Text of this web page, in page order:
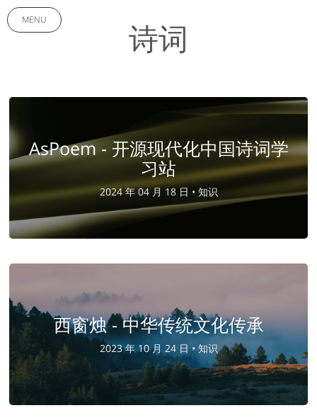
MENU 诗词
AsPoem - 开源现代化中国诗词学
习站
2024 年 04 月 18 日 • 知识
西窗烛 - 中华传统文化传承
2023 年 10 月 24 日 • 知识